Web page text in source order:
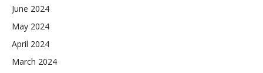
June 2024
May 2024
April 2024
March 2024